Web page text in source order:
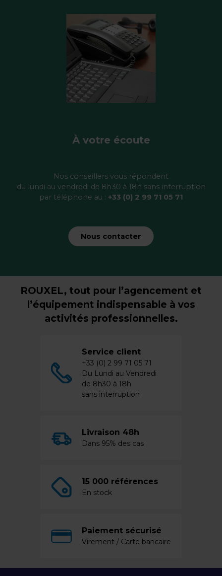
À votre écoute
Nos conseillers vous répondent
du lundi au vendredi de 8h30 à 18h sans interruption
par téléphone au : +33 (0) 2 99 71 05 71
Nous contacter
ROUXEL, tout pour l’agencement et
l’équipement indispensable à vos
activités professionnelles.
Service client
+33 (0) 2 99 71 05 71
Du Lundi au Vendredi
de 8h30 à 18h
sans interruption
Livraison 48h
Dans 95% des cas
15 000 références
En stock
Paiement sécurisé
Virement / Carte bancaire